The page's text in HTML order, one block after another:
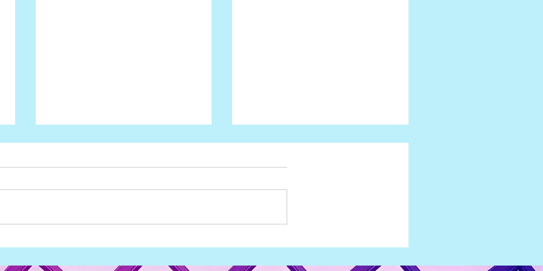
Crewlink: lavoro per
2022
Crewlink è una società
BMW Lavora con noi:
candidarsi
aziende automobilistiche al